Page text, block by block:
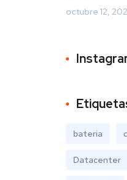
octubre 12,
bateria
Datacenter